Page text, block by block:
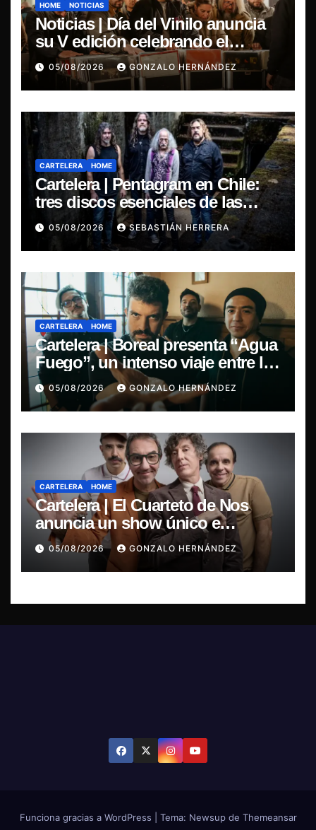
HOME NOTICIAS
Noticias | Día del Vinilo anuncia
su V edición celebrando el
regreso del 7″ fabricado en Chile
05/08/2026 GONZALO HERNÁNDEZ
CARTELERA HOME
Cartelera | Pentagram en Chile:
tres discos esenciales de las
leyendas del doom
05/08/2026 SEBASTIÁN HERRERA
CARTELERA HOME
Cartelera | Boreal presenta “Agua
Fuego”, un intenso viaje entre la
pasión y la desilusión
05/08/2026 GONZALO HERNÁNDEZ
CARTELERA HOME
Cartelera | El Cuarteto de Nos
anuncia un show único e
irrepetible en el Movistar Arena
05/08/2026 GONZALO HERNÁNDEZ
Funciona gracias a WordPress Tema: Newsup de Themeansar